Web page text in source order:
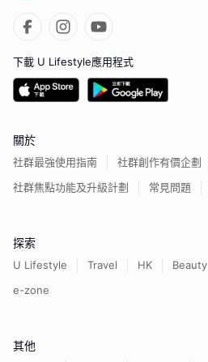
下載 U Lifestyle應用程式
關於
社群最強使用指南
社群創作有價企劃
社群焦點功能及升級計劃
常見問題
探索
U Lifestyle Travel HK Beauty
e-zone
其他